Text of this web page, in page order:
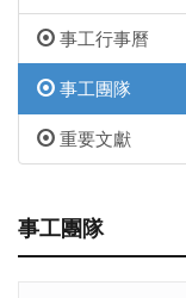
事工行事曆
事工團隊
重要文獻
事工團隊